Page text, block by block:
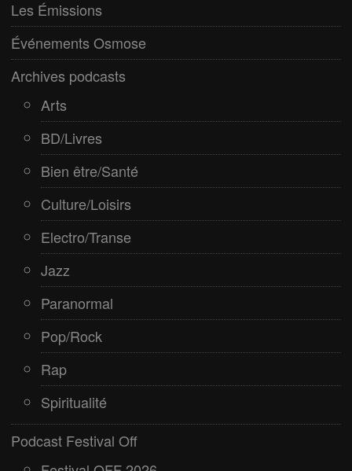
Pop/Rock
Rap
Spiritualité
Les Émissions
Événements Osmose
Archives podcasts
Arts
BD/Livres
Bien être/Santé
Culture/Loisirs
Electro/Transe
Jazz
Paranormal
Pop/Rock
Rap
Spiritualité
Podcast Festival Off